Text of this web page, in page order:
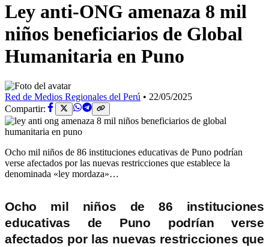
Ley anti-ONG amenaza 8 mil
niños beneficiarios de Global
Humanitaria en Puno
Red de Medios Regionales del Perú • 22/05/2025
Compartir:
Ocho mil niños de 86 instituciones educativas de Puno podrían
verse afectados por las nuevas restricciones que establece la
denominada «ley mordaza»…
Ocho mil niños de 86 instituciones
educativas de Puno podríanverse
afectados por las nuevas restricciones que